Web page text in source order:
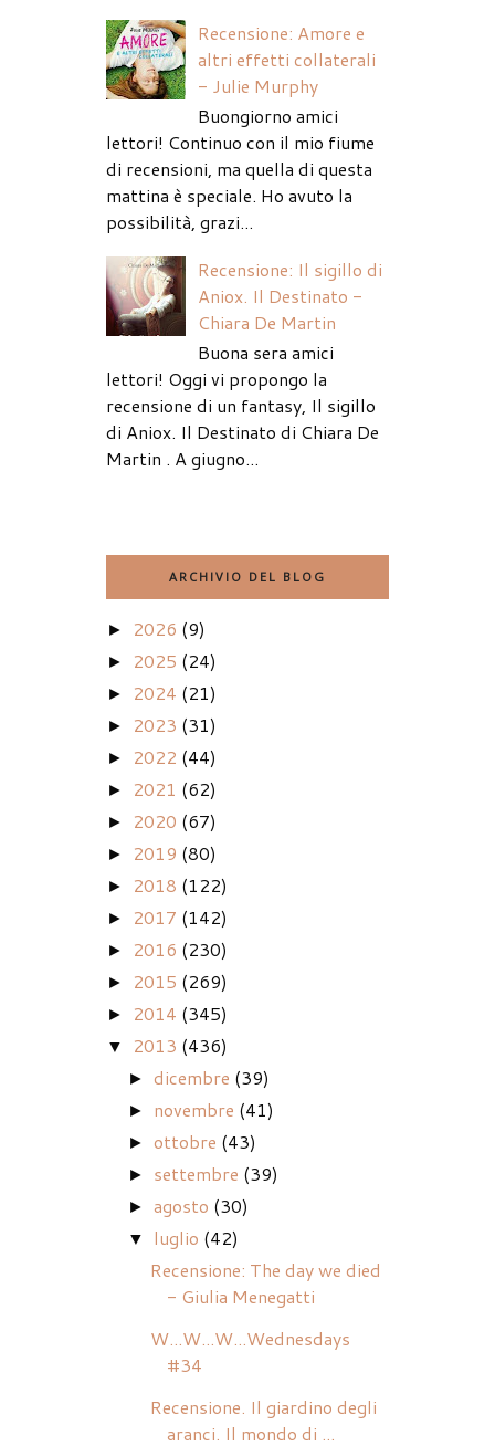
Recensione: Amore e
altri effetti collaterali
- Julie Murphy
Buongiorno amici
lettori! Continuo con il mio fiume
di recensioni, ma quella di questa
mattina è speciale. Ho avuto la
possibilità, grazi...
Recensione: Il sigillo di
Aniox. Il Destinato -
Chiara De Martin
Buona sera amici
lettori! Oggi vi propongo la
recensione di un fantasy, Il sigillo
di Aniox. Il Destinato di Chiara De
Martin . A giugno...
ARCHIVIO DEL BLOG
► 2026 (9)
► 2025 (24)
► 2024 (21)
► 2023 (31)
► 2022 (44)
► 2021 (62)
► 2020 (67)
► 2019 (80)
► 2018 (122)
► 2017 (142)
► 2016 (230)
► 2015 (269)
► 2014 (345)
▼ 2013 (436)
►dicembre (39)
► novembre (41)
►ottobre (43)
► settembre (39)
►agosto (30)
▼ luglio (42)
Recensione: The day we died
- Giulia Menegatti
W...W...W...Wednesdays
#34
Recensione. Il giardino degli
aranci. Il mondo di ...